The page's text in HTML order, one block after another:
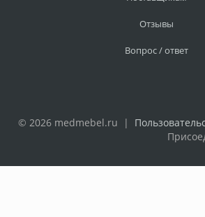
Отзывы
Вопрос / ответ
© 2026 medmebel.ru |